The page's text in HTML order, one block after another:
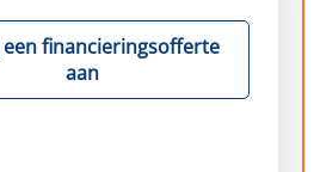
een financieringsofferte
aan